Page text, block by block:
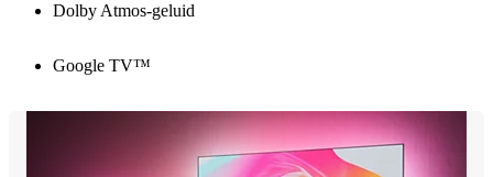
Dolby Atmos-geluid
Google TV™